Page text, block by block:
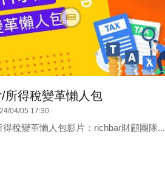
所得稅變革懶人包
04/05 17:30
得稅變革懶人包影片：richbar財顧團隊...